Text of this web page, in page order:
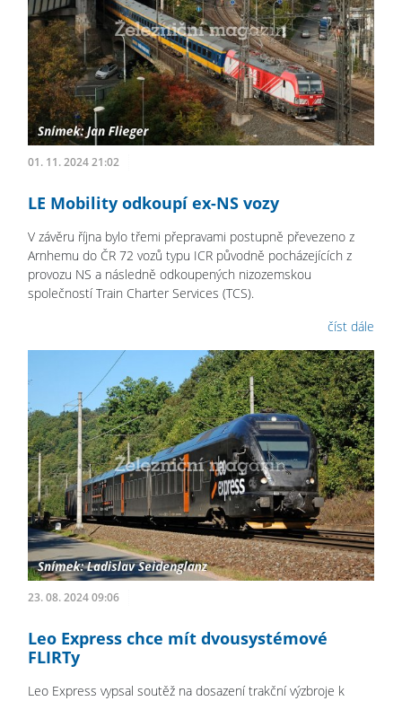
01. 11. 2024 21:02
LE Mobility odkoupí ex-NS vozy
V závěru října bylo třemi přepravami postupně převezeno z
Arnhemu do ČR 72 vozů typu ICR původně pocházejících z
provozu NS a následně odkoupených nizozemskou
společností Train Charter Services (TCS).
číst dále
23. 08. 2024 09:06
Leo Express chce mít dvousystémové
FLIRTy
Leo Express vypsal soutěž na dosazení trakční výzbroje k